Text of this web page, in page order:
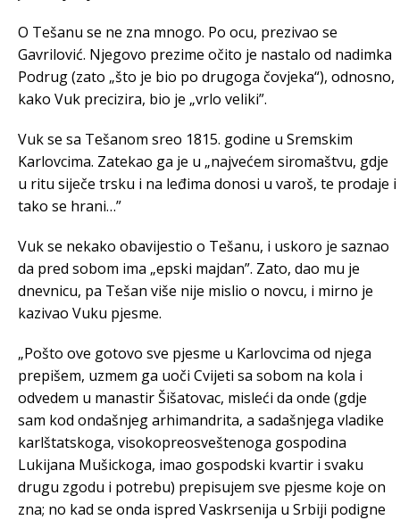
O Tešanu se ne zna mnogo. Po ocu, prezivao se
Gavrilović. Njegovo prezime očito je nastalo od nadimka
Podrug (zato „što je bio po drugoga čovjeka“), odnosno,
kako Vuk precizira, bio je „vrlo veliki”.
Vuk se sa Tešanom sreo 1815. godine u Sremskim
Karlovcima. Zatekao ga je u „najvećem siromaštvu, gdje
u ritu siječe trsku i na leđima donosi u varoš, te prodaje i
tako se hrani…”
Vuk se nekako obavijestio o Tešanu, i uskoro je saznao
da pred sobom ima „epski majdan”. Zato, dao mu je
dnevnicu, pa Tešan više nije mislio o novcu, i mirno je
kazivao Vuku pjesme.
„Pošto ove gotovo sve pjesme u Karlovcima od njega
prepišem, uzmem ga uoči Cvijeti sa sobom na kola i
odvedem u manastir Šišatovac, misleći da onde (gdje
sam kod ondašnjeg arhimandrita, a sadašnjega vladike
karlštatskoga, visokopreosveštenoga gospodina
Lukijana Mušickoga, imao gospodski kvartir i svaku
drugu zgodu i potrebu) prepisujem sve pjesme koje on
zna; no kad se onda ispred Vaskrsenija u Srbiji podigne